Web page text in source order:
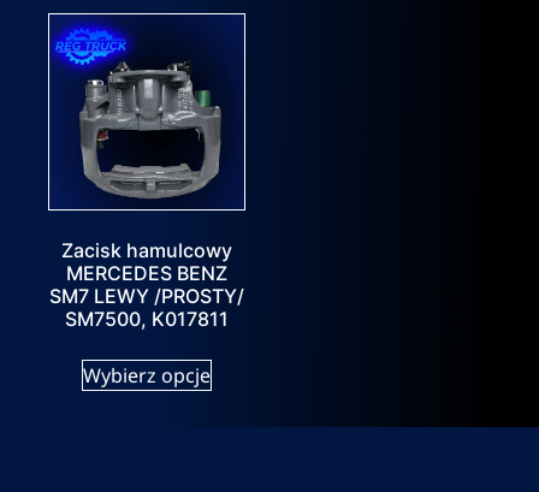
Zacisk hamulcowy
MERCEDES BENZ
SM7 LEWY /PROSTY/
SM7500, K017811
Wybierz opcje